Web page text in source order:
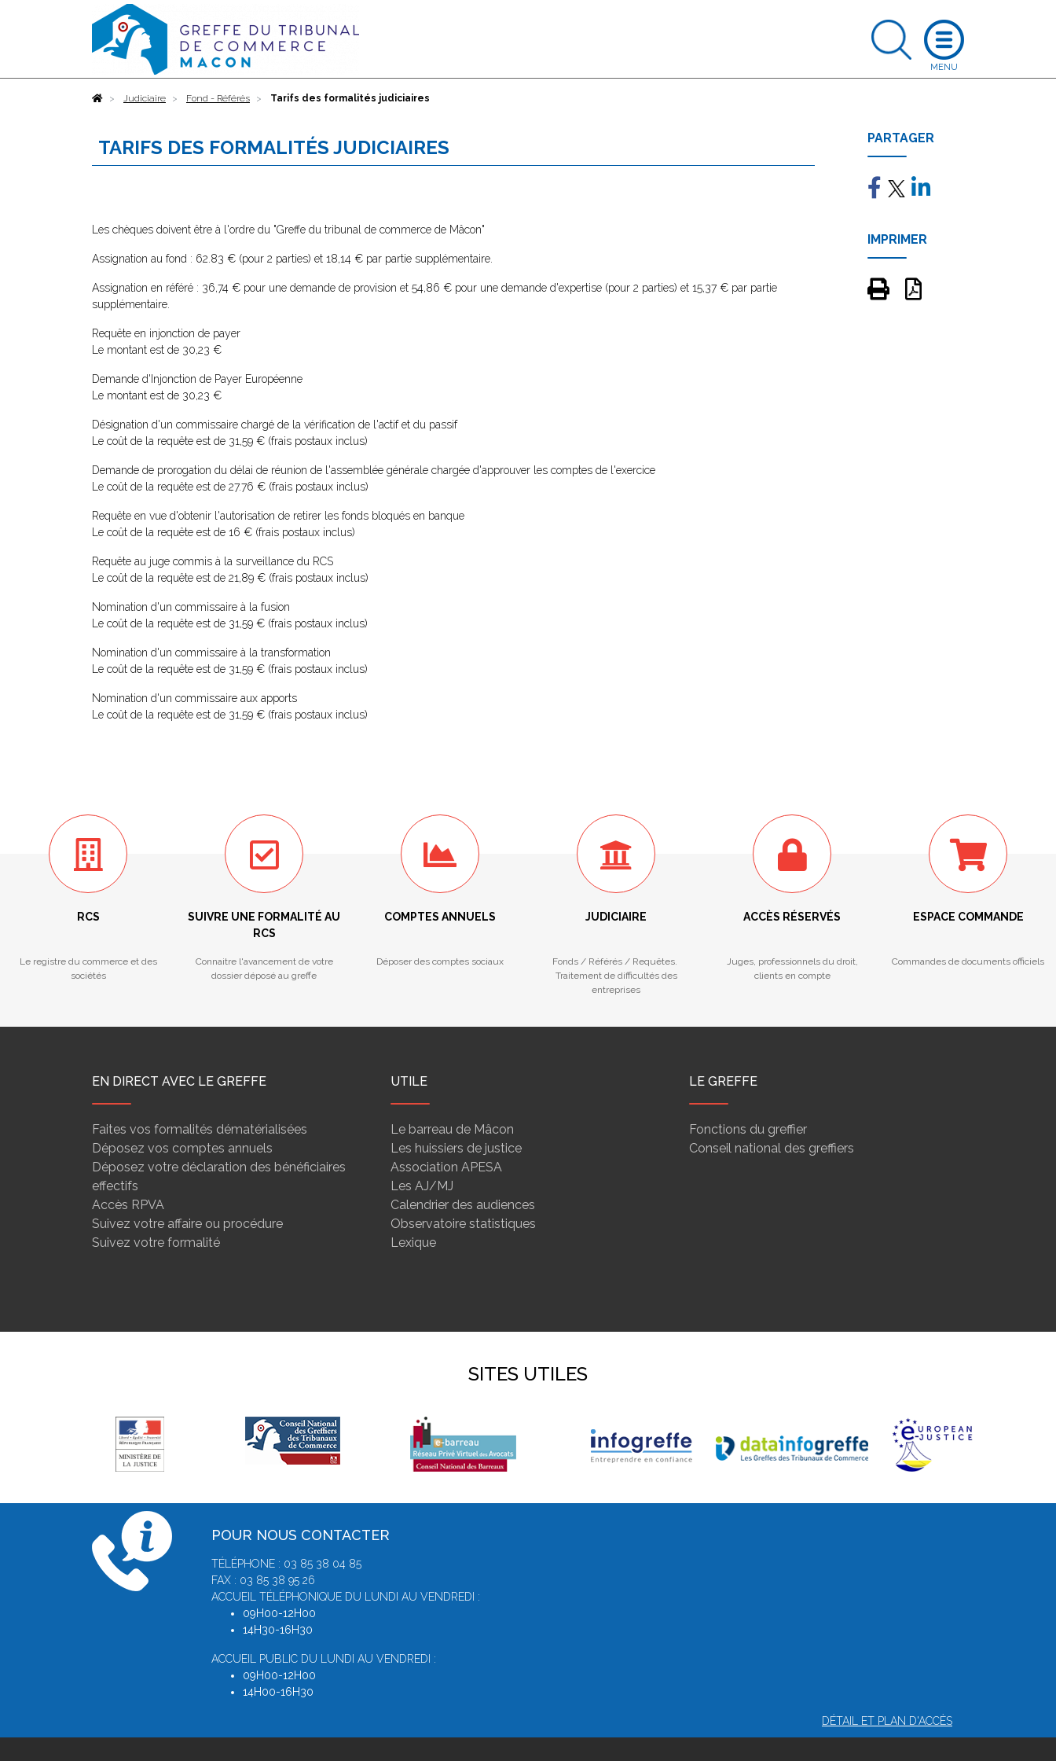
AccueilJudiciaire Fond - Référés Tarifs des formalités judiciaires
TARIFS DES FORMALITÉS JUDICIAIRES
Les chèques doivent être à l'ordre du "Greffe du tribunal de commerce de Mâcon"
Assignation au fond : 62.83 € (pour 2 parties) et 18,14 € par partie supplémentaire.
Assignation en référé : 36,74 € pour une demande de provision et 54,86 € pour une demande d'expertise (pour 2 parties) et 15,37 € par partie
supplémentaire.
Requête en injonction de payer
Le montant est de 30,23 €
Demande d'Injonction de Payer Européenne
Le montant est de 30,23 €
Désignation d'un commissaire chargé de la vérification de l'actif et du passif
Le coût de la requête est de 31,59 € (frais postaux inclus)
Demande de prorogation du délai de réunion de l'assemblée générale chargée d'approuver les comptes de l'exercice
Le coût de la requête est de 27.76 € (frais postaux inclus)
Requête en vue d'obtenir l'autorisation de retirer les fonds bloqués en banque
Le coût de la requête est de 16 € (frais postaux inclus)
Requête au juge commis à la surveillance du RCS
Le coût de la requête est de 21,89 € (frais postaux inclus)
Nomination d'un commissaire à la fusion
Le coût de la requête est de 31,59 € (frais postaux inclus)
Nomination d'un commissaire à la transformation
Le coût de la requête est de 31,59 € (frais postaux inclus)
Nomination d'un commissaire aux apports
Le coût de la requête est de 31,59 € (frais postaux inclus)
PARTAGER
IMPRIMER
RCS
Le registre du commerce et des
sociétés
SUIVRE UNE FORMALITÉ AU
RCS
Connaitre l'avancement de votre
dossier déposé au greffe
COMPTES ANNUELS
Déposer des comptes sociaux
JUDICIAIRE
Fonds / Référés / Requêtes.
Traitement de difficultés des
entreprises
ACCÈS RÉSERVÉS
Juges, professionnels du droit,
clients en compte
ESPACE COMMANDE
Commandes de documents officiels
EN DIRECT AVEC LE GREFFE
Faites vos formalités dématérialisées
Déposez vos comptes annuels
Déposez votre déclaration des bénéficiaires
effectifs
Accès RPVA
Suivez votre affaire ou procédure
Suivez votre formalité
UTILE
Le barreau de Mâcon
Les huissiers de justice
Association APESA
Les AJ/MJ
Calendrier des audiences
Observatoire statistiques
Lexique
LE GREFFE
Fonctions du greffier
Conseil national des greffiers
SITES UTILES
POUR NOUS CONTACTER
TÉLÉPHONE : 03 85 38 04 85
FAX : 03 85 38 95 26
ACCUEIL TÉLÉPHONIQUE DU LUNDI AU VENDREDI :
09H00-12H00
14H30-16H30
ACCUEIL PUBLIC DU LUNDI AU VENDREDI :
09H00-12H00
14H00-16H30
DÉTAIL ET PLAN D'ACCÈS